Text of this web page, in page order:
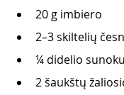
20 g imbiero
2–3 skiltelių
¼ didelio
2 šaukštų